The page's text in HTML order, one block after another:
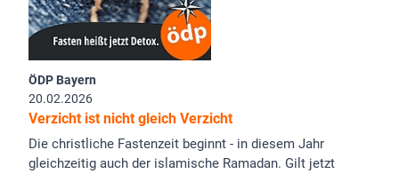
ÖDP Bayern
20.02.2026
Verzicht ist nicht gleich Verzicht
Die christliche Fastenzeit beginnt - in diesem Jahr
gleichzeitig auch der islamische Ramadan. Gilt jetzt